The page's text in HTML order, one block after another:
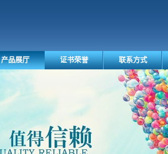
产品展厅 证书荣誉 联系方式